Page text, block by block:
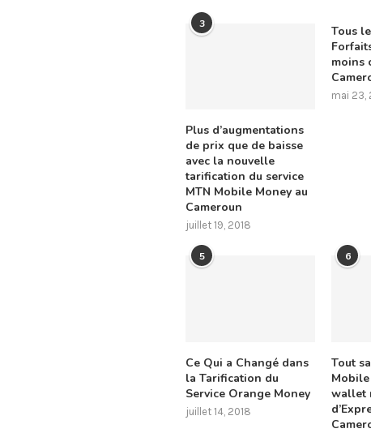
3
Plus d’augmentations
de prix que de baisse
avec la nouvelle
tarification du service
MTN Mobile Money au
Cameroun
juillet 19, 2018
Tous
moins
mai 23,
5
Ce Qui a Changé dans
la Tarification du
Service Orange Money
juillet 14, 2018
6
Tout
wallet